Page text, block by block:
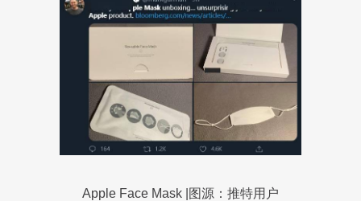
Apple Face Mask |图源：推特用户